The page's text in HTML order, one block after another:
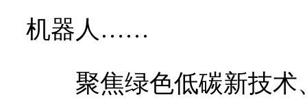
机器人……
聚焦绿色低碳新技